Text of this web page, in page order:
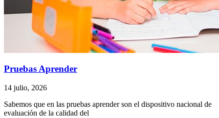
Pruebas Aprender
14 julio, 2026
Sabemos que en las pruebas aprender son el dispositivo nacional de
evaluación de la calidad del